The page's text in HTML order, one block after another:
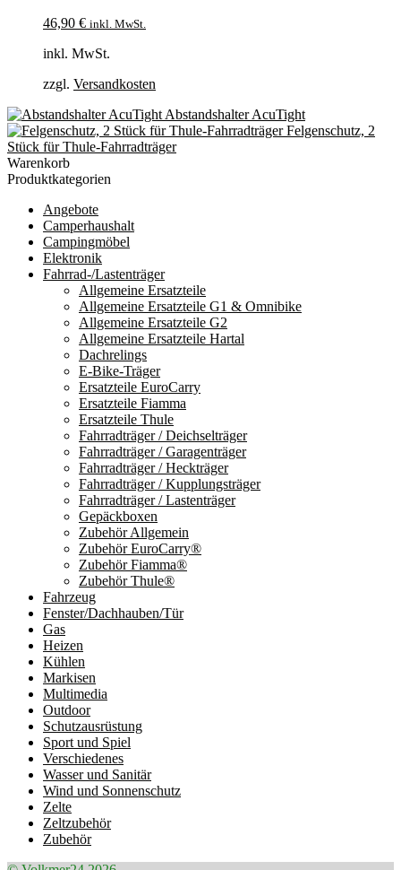
46,90 € inkl. MwSt.
inkl. MwSt.
zzgl. Versandkosten
Abstandshalter AcuTight
Felgenschutz, 2
Stück für Thule-Fahrradträger
Warenkorb
Produktkategorien
Angebote
Camperhaushalt
Campingmöbel
Elektronik
Fahrrad-/Lastenträger
Allgemeine Ersatzteile
Allgemeine Ersatzteile G1 & Omnibike
Allgemeine Ersatzteile G2
Allgemeine Ersatzteile Hartal
Dachrelings
E-Bike-Träger
Ersatzteile EuroCarry
Ersatzteile Fiamma
Ersatzteile Thule
Fahrradträger / Deichselträger
Fahrradträger / Garagenträger
Fahrradträger / Heckträger
Fahrradträger / Kupplungsträger
Fahrradträger / Lastenträger
Gepäckboxen
Zubehör Allgemein
Zubehör EuroCarry®
Zubehör Fiamma®
Zubehör Thule®
Fahrzeug
Fenster/Dachhauben/Tür
Gas
Heizen
Kühlen
Markisen
Multimedia
Outdoor
Schutzausrüstung
Sport und Spiel
Verschiedenes
Wasser und Sanitär
Wind und Sonnenschutz
Zelte
Zeltzubehör
Zubehör